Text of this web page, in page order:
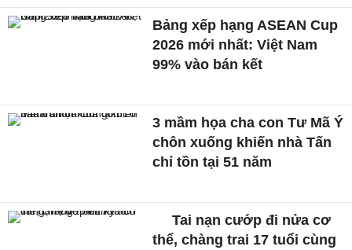
Bảng xếp hạng ASEAN Cup
2026 mới nhất: Việt Nam
99% vào bán kết
3 mầm họa cha con Tư Mã Ý
chôn xuống khiến nhà Tấn
chỉ tồn tại 51 năm
Tai nạn cướp đi nửa cơ
thể, chàng trai 17 tuổi cùng